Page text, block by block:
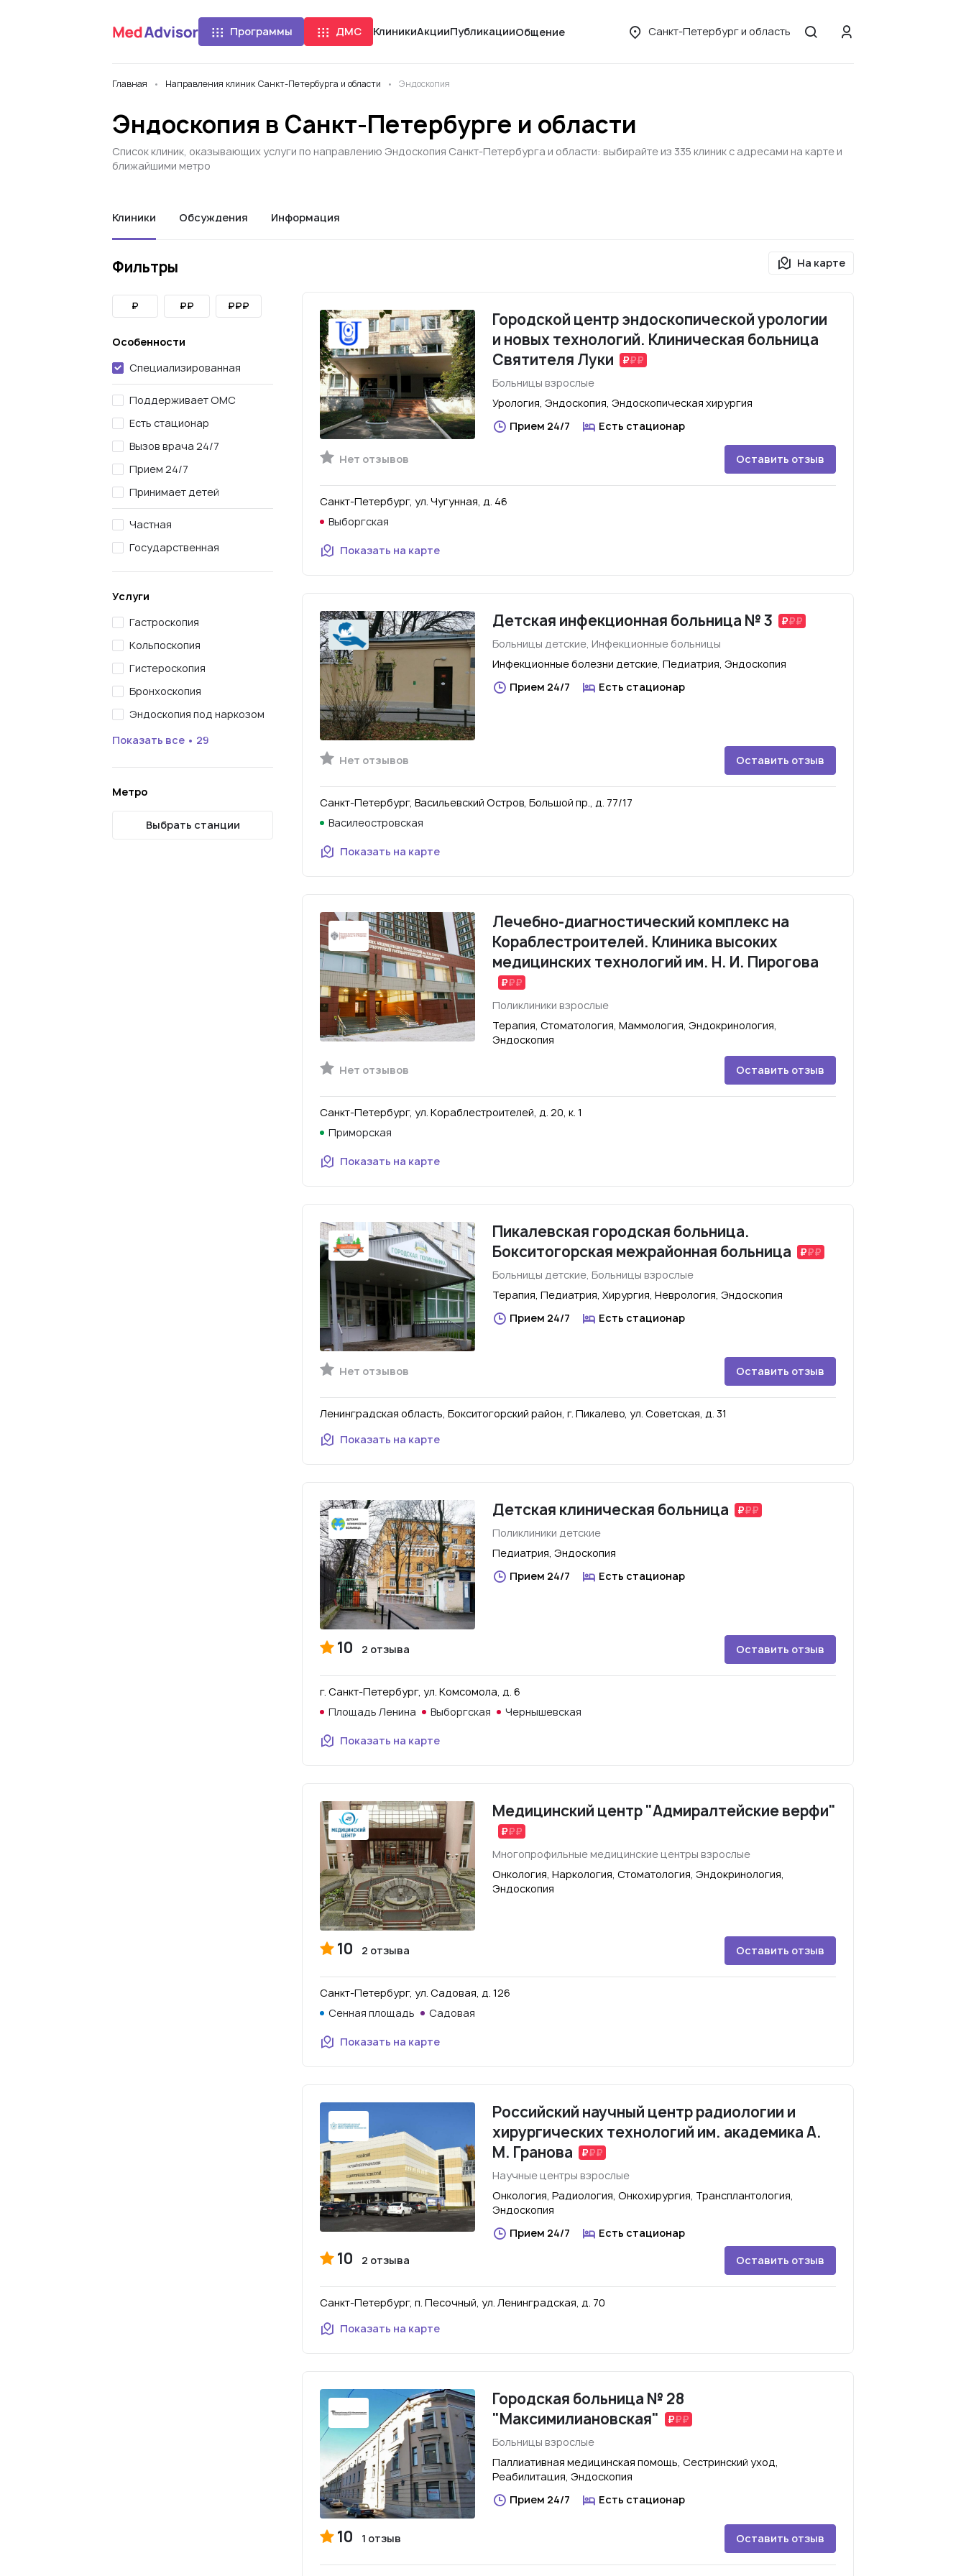
Программы ДМС КлиникиАкцииПубликацииОбщение Санкт-Петербург и область
Главная Направления клиник Санкт-Петербурга и области Эндоскопия
Эндоскопия в Санкт-Петербурге и области
Список клиник, оказывающих услуги по направлению Эндоскопия Санкт-Петербурга и области: выбирайте из 335 клиник с адресами на карте и
ближайшими метро
Клиники Обсуждения Информация
Фильтры
₽ ₽₽ ₽₽₽
Особенности
Специализированная
Поддерживает ОМС
Есть стационар
Вызов врача 24/7
Прием 24/7
Принимает детей
Частная
Государственная
Услуги
Гастроскопия
Кольпоскопия
Гистероскопия
Бронхоскопия
Эндоскопия под наркозом
Показать все • 29
Метро
Выбрать станции
На карте
Городской центр эндоскопической урологии
и новых технологий. Клиническая больница
Святителя Луки
Больницы взрослые
Урология, Эндоскопия, Эндоскопическая хирургия
Прием 24/7
Есть стационар
Нет отзывов Оставить отзыв
Санкт-Петербург, ул. Чугунная, д. 46
Выборгская
Показать на карте
Детская инфекционная больница № 3
Больницы детские, Инфекционные больницы
Инфекционные болезни детские, Педиатрия, Эндоскопия
Прием 24/7
Есть стационар
Нет отзывов Оставить отзыв
Санкт-Петербург, Васильевский Остров, Большой пр., д. 77/17
Василеостровская
Показать на карте
Лечебно-диагностический комплекс на
Кораблестроителей. Клиника высоких
медицинских технологий им. Н. И. Пирогова
Поликлиники взрослые
Терапия, Стоматология, Маммология, Эндокринология,
Эндоскопия
Нет отзывов Оставить отзыв
Санкт-Петербург, ул. Кораблестроителей, д. 20, к. 1
Приморская
Показать на карте
Пикалевская городская больница.
Бокситогорская межрайонная больница
Больницы детские, Больницы взрослые
Терапия, Педиатрия, Хирургия, Неврология, Эндоскопия
Прием 24/7
Есть стационар
Нет отзывов Оставить отзыв
Ленинградская область, Бокситогорский район, г. Пикалево, ул. Советская, д. 31
Показать на карте
Детская клиническая больница
Поликлиники детские
Педиатрия, Эндоскопия
Прием 24/7
Есть стационар
10 2 отзыва Оставить отзыв
г. Санкт-Петербург, ул. Комсомола, д. 6
Площадь Ленина
Выборгская Чернышевская
Показать на карте
Медицинский центр "Адмиралтейские верфи"
Многопрофильные медицинские центры взрослые
Онкология, Наркология, Стоматология, Эндокринология,
Эндоскопия
10 2 отзыва Оставить отзыв
Санкт-Петербург, ул. Садовая, д. 126
Сенная площадь
Садовая
Показать на карте
Российский научный центр радиологии и
хирургических технологий им. академика А.
М. Гранова
Научные центры взрослые
Онкология, Радиология, Онкохирургия, Трансплантология,
Эндоскопия
Прием 24/7
Есть стационар
10 2 отзыва Оставить отзыв
Санкт-Петербург, п. Песочный, ул. Ленинградская, д. 70
Показать на карте
Городская больница № 28
"Максимилиановская"
Больницы взрослые
Паллиативная медицинская помощь, Сестринский уход,
Реабилитация, Эндоскопия
Прием 24/7
Есть стационар
10 1 отзыв Оставить отзыв